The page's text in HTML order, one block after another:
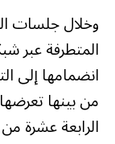
وخلال جلسات
المتطرفة عبر
انضمامها إلى
من بينها
الرابعة عشرة